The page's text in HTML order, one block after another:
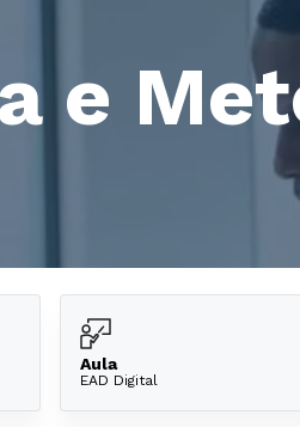
e
Aula
EAD Digital